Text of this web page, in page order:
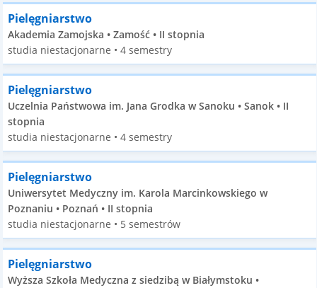
Pielęgniarstwo
Akademia Zamojska • Zamość • II stopnia
studia niestacjonarne • 4 semestry
Pielęgniarstwo
Uczelnia Państwowa im. Jana Grodka w Sanoku • Sanok • II
stopnia
studia niestacjonarne • 4 semestry
Pielęgniarstwo
Uniwersytet Medyczny im. Karola Marcinkowskiego w
Poznaniu • Poznań • II stopnia
studia niestacjonarne • 5 semestrów
Pielęgniarstwo
Wyższa Szkoła Medyczna z siedzibą w Białymstoku •